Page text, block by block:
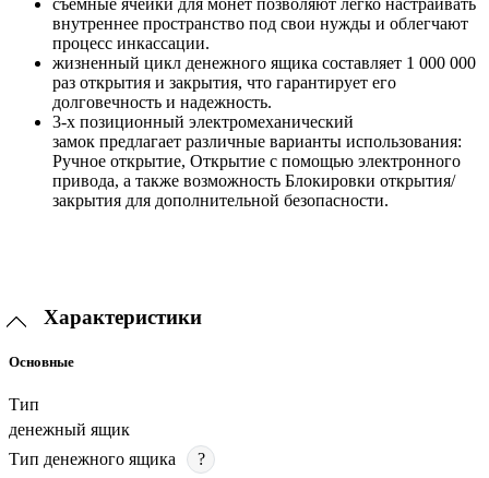
съемные ячейки для монет позволяют легко настраивать
внутреннее пространство под свои нужды и облегчают
процесс инкассации.
жизненный цикл денежного ящика составляет 1 000 000
раз открытия и закрытия, что гарантирует его
долговечность и надежность.
3-х позиционный электромеханический
замок предлагает различные варианты использования:
Ручное открытие, Открытие с помощью электронного
привода, а также возможность Блокировки открытия/
закрытия для дополнительной безопасности.
Характеристики
Основные
Тип
денежный ящик
Тип денежного ящика
?